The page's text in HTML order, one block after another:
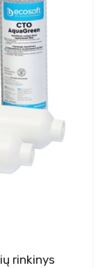
rinkinys